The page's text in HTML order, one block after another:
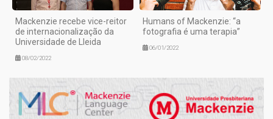
Mackenzie recebe vice-reitor
de internacionalização da
Universidade de Lleida
08/02/2022
Humans of Mackenzie: “a
fotografia é uma terapia”
06/01/2022